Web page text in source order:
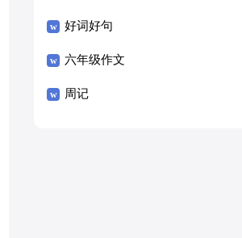
好词好句
六年级作文
周记